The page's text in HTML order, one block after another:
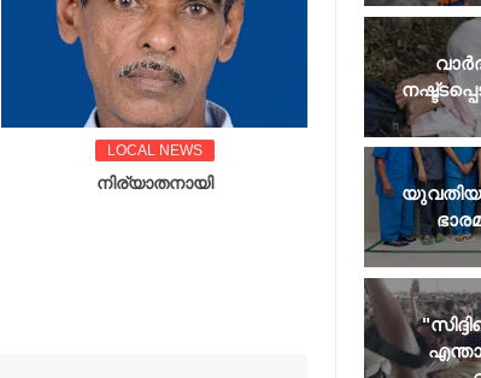
LOCAL NEWS
നിര്യാതനായി ഓണം ഖാദി